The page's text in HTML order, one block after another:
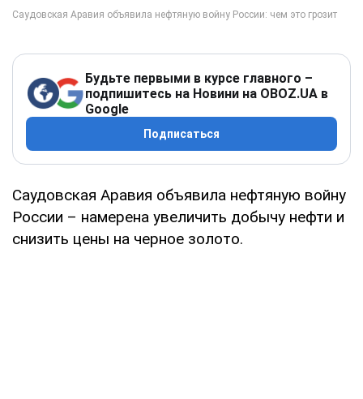
Будьте первыми в курсе главного –
подпишитесь на Новини на OBOZ.UA в
Google
Подписаться
Саудовская Аравия объявила нефтяную войну
России – намерена увеличить добычу нефти и
снизить цены на черное золото.